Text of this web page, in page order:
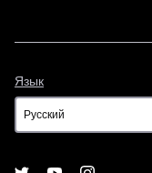
Язык